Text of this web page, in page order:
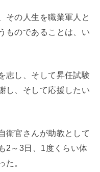
その人生を職業軍人と
ものであることは、い
志し、そして昇任試験
し、そして応援したい
衛官さんが助教として
2～3日、1度くらい体
た。